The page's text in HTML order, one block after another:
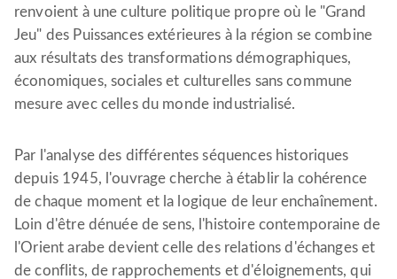
renvoient à une culture politique propre où le "Grand
Jeu" des Puissances extérieures à la région se combine
aux résultats des transformations démographiques,
économiques, sociales et culturelles sans commune
mesure avec celles du monde industrialisé.
Par l'analyse des différentes séquences historiques
depuis 1945, l'ouvrage cherche à établir la cohérence
de chaque moment et la logique de leur enchaînement.
Loin d'être dénuée de sens, l'histoire contemporaine de
l'Orient arabe devient celle des relations d'échanges et
de conflits, de rapprochements et d'éloignements, qui